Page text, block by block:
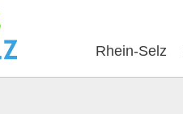
Rhein-Selz